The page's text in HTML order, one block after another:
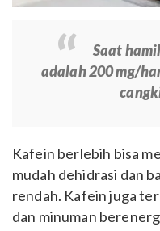
Saat
adalah 200 mg/
Kafein berlebih bisa
mudah dehidrasi dan
rendah. Kafein juga
dan minuman